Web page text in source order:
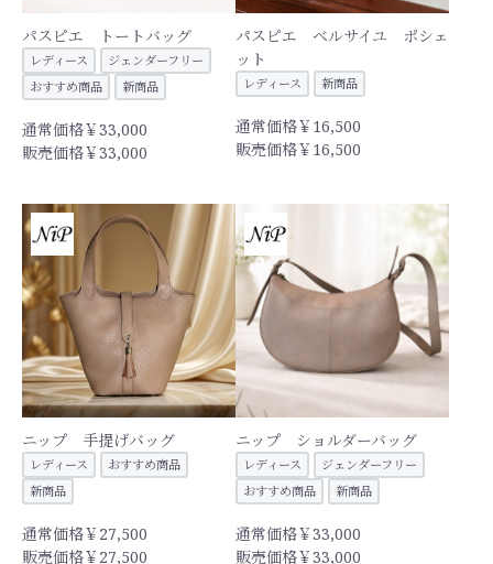
パスピエ トートバッグ
レディース
ジェンダーフリー
おすすめ商品
新商品
通常価格￥33,000
販売価格￥33,000
パスピエ ベルサイユ ポシェ
ット
レディース 新商品
通常価格￥16,500
販売価格￥16,500
ニップ 手提げバッグ
レディース
おすすめ商品
新商品
通常価格￥27,500
販売価格￥27,500
ニップ ショルダーバッグ
レディース
ジェンダーフリー
おすすめ商品
新商品
通常価格￥33,000
販売価格￥33,000